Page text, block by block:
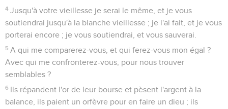
4 Jusqu'à votre vieillesse je serai le même, et je vous
soutiendrai jusqu'à la blanche vieillesse ; je l'ai fait, et je vous
porterai encore ; je vous soutiendrai, et vous sauverai.
5 A qui me comparerez-vous, et qui ferez-vous mon égal ?
Avec qui me confronterez-vous, pour nous trouver
semblables ?
6 Ils répandent l'or de leur bourse et pèsent l'argent à la
balance, ils paient un orfèvre pour en faire un dieu ; ils